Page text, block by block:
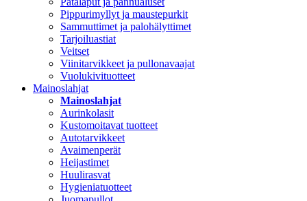
Pippurimyllyt ja maustepurkit
Sammuttimet ja palohälyttimet
Tarjoiluastiat
Veitset
Viinitarvikkeet ja pullonavaajat
Vuolukivituotteet
Mainoslahjat
Mainoslahjat
Aurinkolasit
Kustomoitavat tuotteet
Autotarvikkeet
Avaimenperät
Heijastimet
Huulirasvat
Hygieniatuotteet